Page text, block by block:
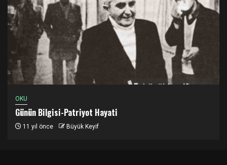
OKU
Günün Bilgisi-Patriyot Hayati
11 yıl önce Büyük Keyif